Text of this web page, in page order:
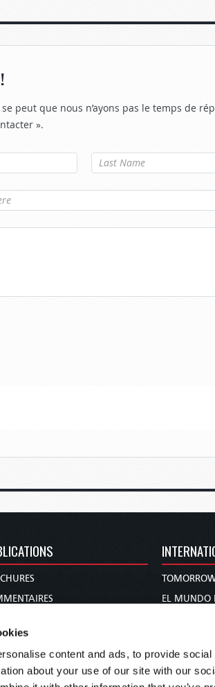
content and ads, to provide
about your use of our site with our
peut que nous n’ayons pas le temps de
».
Nom de
famille*
ET PROPHÉTIES
FEMMES
EL
WERELD
O MUNDO